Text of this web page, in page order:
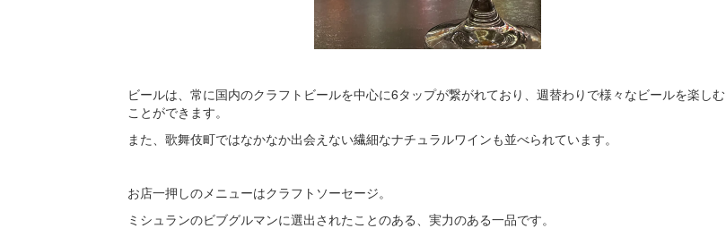
ビールは、常に国内のクラフトビールを中心に6タップが繋がれており、週替わりで様々なビールを楽しむ
ことができます。
また、歌舞伎町ではなかなか出会えない繊細なナチュラルワインも並べられています。
お店一押しのメニューはクラフトソーセージ。
ミシュランのビブグルマンに選出されたことのある、実力のある一品です。